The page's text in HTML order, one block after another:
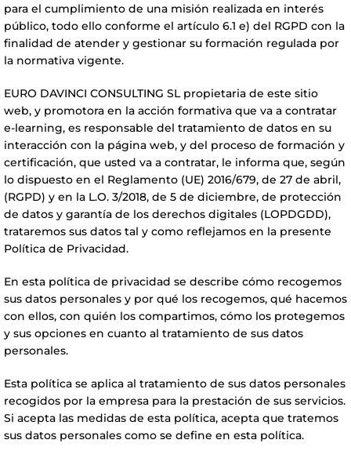
para el cumplimiento de una misión realizada en interés
público, todo ello conforme el artículo 6.1 e) del RGPD con la
finalidad de atender y gestionar su formación regulada por
la normativa vigente.
EURO DAVINCI CONSULTING SL propietaria de este sitio
web, y promotora en la acción formativa que va a contratar
e-learning, es responsable del tratamiento de datos en su
interacción con la página web, y del proceso de formación y
certificación, que usted va a contratar, le informa que, según
lo dispuesto en el Reglamento (UE) 2016/679, de 27 de abril,
(RGPD) y en la L.O. 3/2018, de 5 de diciembre, de protección
de datos y garantía de los derechos digitales (LOPDGDD),
trataremos sus datos tal y como reflejamos en la presente
Política de Privacidad.
En esta política de privacidad se describe cómo recogemos
sus datos personales y por qué los recogemos, qué hacemos
con ellos, con quién los compartimos, cómo los protegemos
y sus opciones en cuanto al tratamiento de sus datos
personales.
Esta política se aplica al tratamiento de sus datos personales
recogidos por la empresa para la prestación de sus servicios.
Si acepta las medidas de esta política, acepta que tratemos
sus datos personales como se define en esta política.